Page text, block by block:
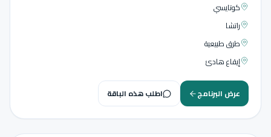
كوتايسي
راتشا
طرق طبيعية
إيقاع هادئ
عرض البرنامج اطلب هذه الباقة